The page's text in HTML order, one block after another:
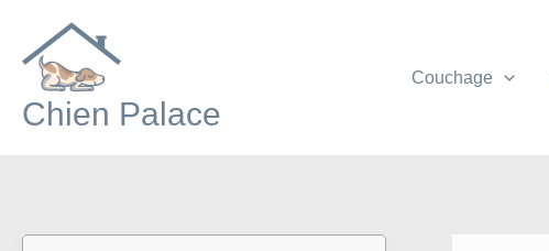
contenu
Chien Palace
Couchage